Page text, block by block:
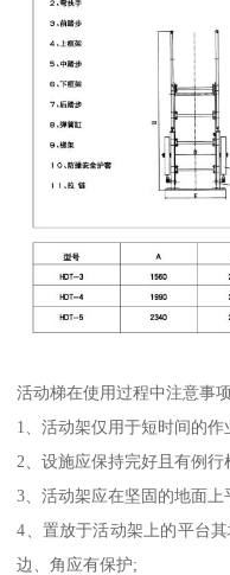
活动梯在使用过程中注意事项
1、活动架仅用于短时间的
2、设施应保持完好且有例行
3、活动架应在坚固的地面上
4、置放于活动架上的平台
边、角应有保护;